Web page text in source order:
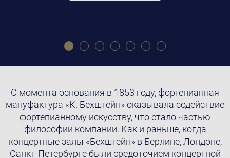
С момента основания в 1853 году, фортепианная
мануфактура «К. Бехштейн» оказывала содействие
фортепианному искусству, что стало частью
философии компании. Как и раньше, когда
концертные залы «Бехштейн» в Берлине, Лондоне,
Санкт-Петербурге были средоточием концертной